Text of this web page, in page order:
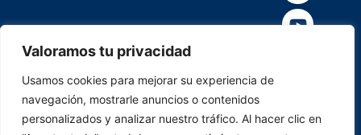
Valoramos tu privacidad
Usamos cookies para mejorar su experiencia de
navegación, mostrarle anuncios o contenidos
personalizados y analizar nuestro tráfico. Al hacer clic en
-
f
m
r
-
i